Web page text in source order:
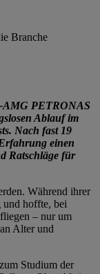
Branche
AMG PETRONAS
Ablauf im
Nach fast 19
einen
Ratschläge für
Während ihrer
und hoffte, bei
– nur um
Alter und
Studium der